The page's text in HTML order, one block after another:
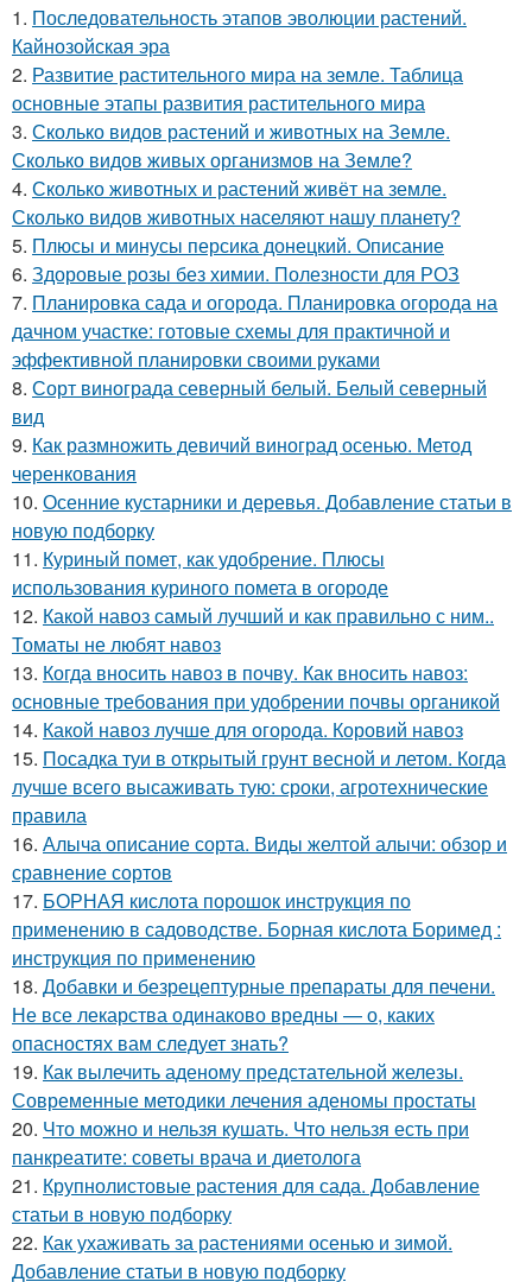
1. Последовательность этапов эволюции растений.
Кайнозойская эра
2. Развитие растительного мира на земле. Таблица
основные этапы развития растительного мира
3. Сколько видов растений и животных на Земле.
Сколько видов живых организмов на Земле?
4. Сколько животных и растений живёт на земле.
Сколько видов животных населяют нашу планету?
5. Плюсы и минусы персика донецкий. Описание
6. Здоровые розы без химии. Полезности для РОЗ
7. Планировка сада и огорода. Планировка огорода на
дачном участке: готовые схемы для практичной и
эффективной планировки своими руками
8. Сорт винограда северный белый. Белый северный
вид
9. Как размножить девичий виноград осенью. Метод
черенкования
10. Осенние кустарники и деревья. Добавление статьи в
новую подборку
11. Куриный помет, как удобрение. Плюсы
использования куриного помета в огороде
12. Какой навоз самый лучший и как правильно с ним..
Томаты не любят навоз
13. Когда вносить навоз в почву. Как вносить навоз:
основные требования при удобрении почвы органикой
14. Какой навоз лучше для огорода. Коровий навоз
15. Посадка туи в открытый грунт весной и летом. Когда
лучше всего высаживать тую: сроки, агротехнические
правила
16. Алыча описание сорта. Виды желтой алычи: обзор и
сравнение сортов
17. БОРНАЯ кислота порошок инструкция по
применению в садоводстве. Борная кислота Боримед :
инструкция по применению
18. Добавки и безрецептурные препараты для печени.
Не все лекарства одинаково вредны — о, каких
опасностях вам следует знать?
19. Как вылечить аденому предстательной железы.
Современные методики лечения аденомы простаты
20. Что можно и нельзя кушать. Что нельзя есть при
панкреатите: советы врача и диетолога
21. Крупнолистовые растения для сада. Добавление
статьи в новую подборку
22. Как ухаживать за растениями осенью и зимой.
Добавление статьи в новую подборку